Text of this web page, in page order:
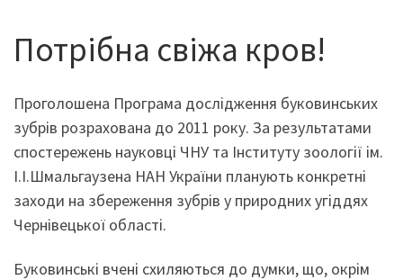
Потрібна свіжа кров!
Проголошена Програма дослідження буковинських
зубрів розрахована до 2011 року. За результатами
спостережень науковці ЧНУ та Інституту зоології ім.
І.І.Шмальгаузена НАН України планують конкретні
заходи на збереження зубрів у природних угіддях
Чернівецької області.
Буковинські вчені схиляються до думки, що, окрім